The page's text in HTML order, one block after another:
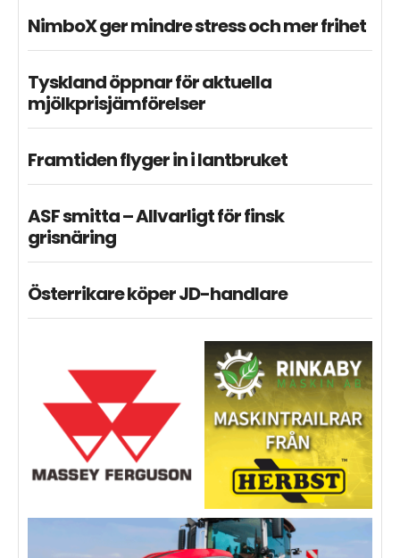
NimboX ger mindre stress och mer frihet
Tyskland öppnar för aktuella
mjölkprisjämförelser
Framtiden flyger in i lantbruket
ASF smitta – Allvarligt för finsk
grisnäring
Österrikare köper JD-handlare